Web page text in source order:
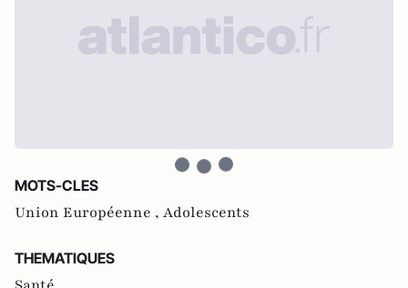
MOTS-CLES
Union Européenne , Adolescents
THEMATIQUES